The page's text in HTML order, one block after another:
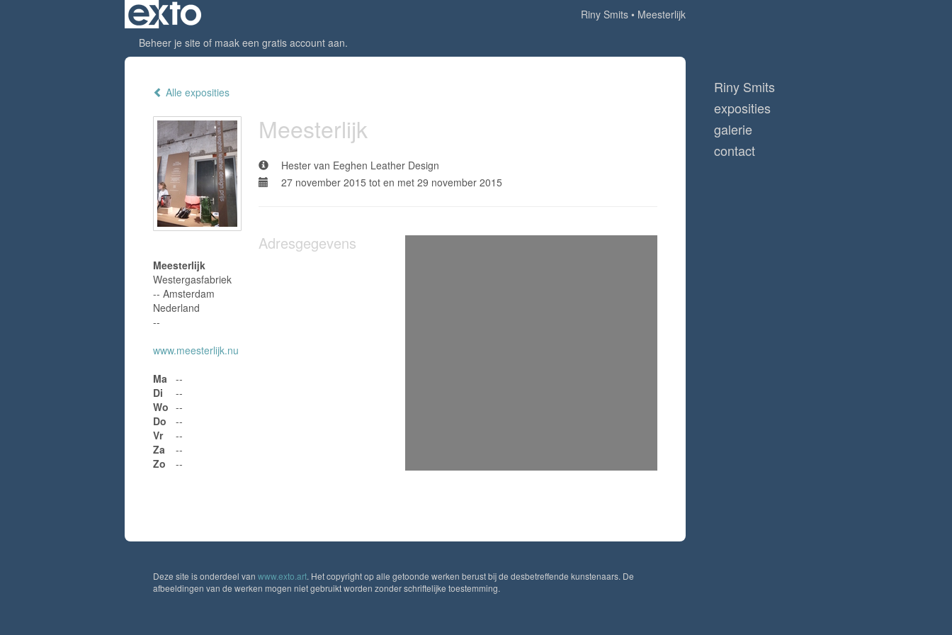
Riny Smits
Meesterlijk
Beheer je site of maak een gratis account aan.
Alle exposities
Meesterlijk
Hester van Eeghen Leather Design
27 november 2015 tot en met 29 november 2015
Adresgegevens
Meesterlijk
Westergasfabriek
-- Amsterdam
Nederland
--
www.meesterlijk.nu
Ma --
Di
--
Wo --
Do
--
Vr
--
Za
--
Zo
--
Riny Smits
exposities
galerie
contact
Deze site is onderdeel van www.exto.art. Het copyright op alle getoonde werken berust bij de desbetreffende kunstenaars. De
afbeeldingen van de werken mogen niet gebruikt worden zonder schriftelijke toestemming.